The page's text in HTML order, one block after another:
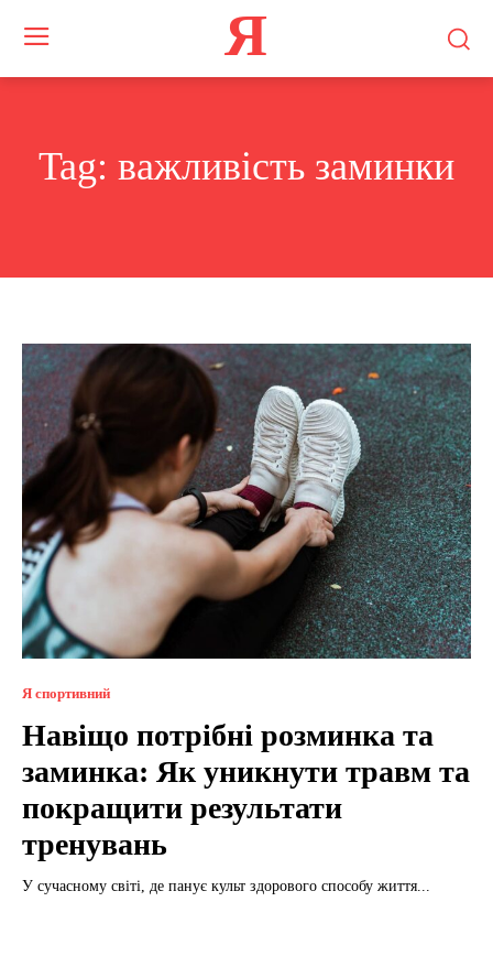
Я
Tag: важливість заминки
Я спортивний
Навіщо потрібні розминка та
заминка: Як уникнути травм та
покращити результати
тренувань
У сучасному світі, де панує культ здорового способу життя...